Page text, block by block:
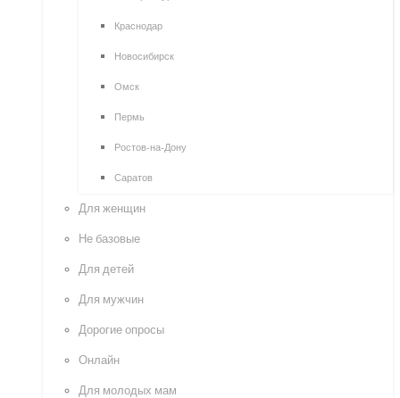
Краснодар
Новосибирск
Омск
Пермь
Ростов-на-Дону
Саратов
Для женщин
Не базовые
Для детей
Для мужчин
Дорогие опросы
Онлайн
Для молодых мам